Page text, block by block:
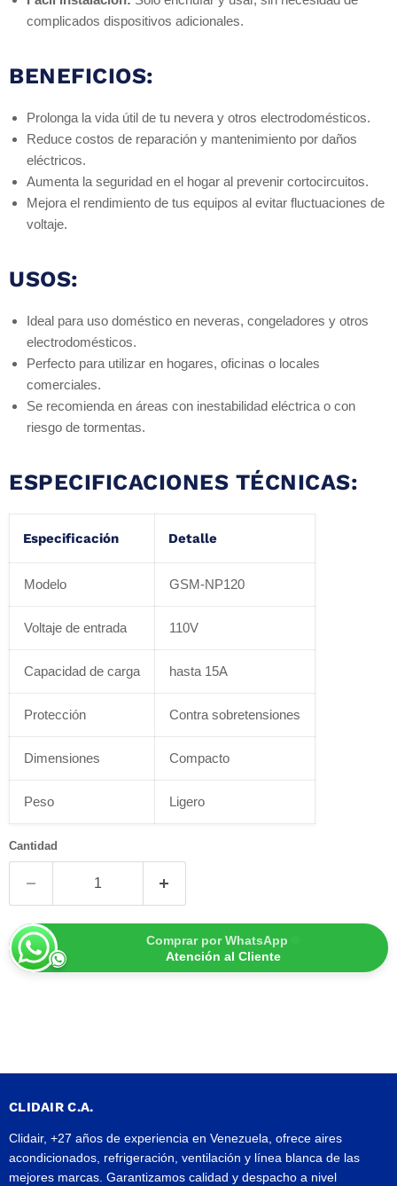
complicados dispositivos adicionales.
BENEFICIOS:
Prolonga la vida útil de tu nevera y otros electrodomésticos.
Reduce costos de reparación y mantenimiento por daños
eléctricos.
Aumenta la seguridad en el hogar al prevenir cortocircuitos.
Mejora el rendimiento de tus equipos al evitar fluctuaciones de
voltaje.
USOS:
Ideal para uso doméstico en neveras, congeladores y otros
electrodomésticos.
Perfecto para utilizar en hogares, oficinas o locales
comerciales.
Se recomienda en áreas con inestabilidad eléctrica o con
riesgo de tormentas.
ESPECIFICACIONES TÉCNICAS:
Especificación Detalle
Modelo GSM-NP120
Voltaje de entrada 110V
Capacidad de carga hasta 15A
Protección Contra sobretensiones
Dimensiones Compacto
Peso Ligero
Cantidad
Comprar por WhatsApp
Atención al Cliente
CLIDAIR C.A.
Clidair, +27 años de experiencia en Venezuela, ofrece aires
acondicionados, refrigeración, ventilación y línea blanca de las
mejores marcas. Garantizamos calidad y despacho a nivel